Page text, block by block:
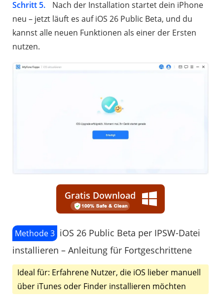
Schritt 5.
Nach der Installation startet dein iPhone
neu – jetzt läuft es auf iOS 26 Public Beta, und du
kannst alle neuen Funktionen als einer der Ersten
nutzen.
Gratis Download
Methode 3 iOS 26 Public Beta per IPSW-Datei
installieren – Anleitung für Fortgeschrittene
Ideal für: Erfahrene Nutzer, die iOS lieber manuell
über iTunes oder Finder installieren möchten